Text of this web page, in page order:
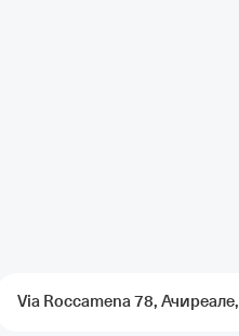
Via Roccamena 78, Ачиреале,